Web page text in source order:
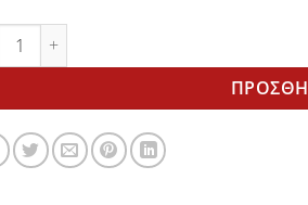
100V Trojan Warrior -